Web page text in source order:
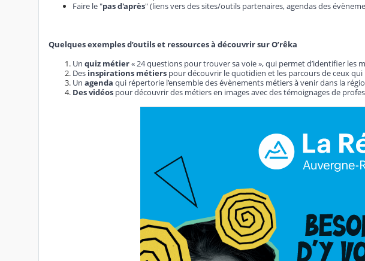
Faire le "pas d'après" (liens vers des sites/outils partenaires, agendas des
Quelques exemples d’outils et ressources à découvrir sur O’rêka
Un quiz métier« 24 questions pour trouver sa voie », qui permet d’identifier
Des inspirations métiers pour découvrir le quotidien et les parcours de ceux qui
Un agenda qui répertorie l’ensemble des évènements métiers à venir dans la
Des vidéos pour découvrir des métiers en images avec des témoignages de